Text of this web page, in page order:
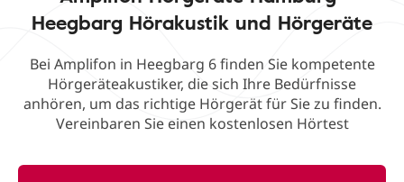
Heegbarg Hörakustik und Hörgeräte
Bei Amplifon in Heegbarg 6 finden Sie kompetente
Hörgeräteakustiker, die sich Ihre Bedürfnisse
anhören, um das richtige Hörgerät für Sie zu finden.
Vereinbaren Sie einen kostenlosen Hörtest